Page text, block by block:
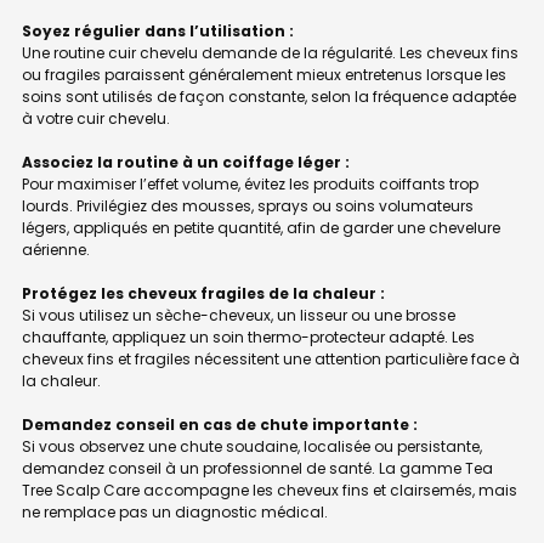
Soyez régulier dans l’utilisation :
Une routine cuir chevelu demande de la régularité. Les cheveux fins
ou fragiles paraissent généralement mieux entretenus lorsque les
soins sont utilisés de façon constante, selon la fréquence adaptée
à votre cuir chevelu.
Associez la routine à un coiffage léger :
Pour maximiser l’effet volume, évitez les produits coiffants trop
lourds. Privilégiez des mousses, sprays ou soins volumateurs
légers, appliqués en petite quantité, afin de garder une chevelure
aérienne.
Protégez les cheveux fragiles de la chaleur :
Si vous utilisez un sèche-cheveux, un lisseur ou une brosse
chauffante, appliquez un soin thermo-protecteur adapté. Les
cheveux fins et fragiles nécessitent une attention particulière face à
la chaleur.
Demandez conseil en cas de chute importante :
Si vous observez une chute soudaine, localisée ou persistante,
demandez conseil à un professionnel de santé. La gamme Tea
Tree Scalp Care accompagne les cheveux fins et clairsemés, mais
ne remplace pas un diagnostic médical.